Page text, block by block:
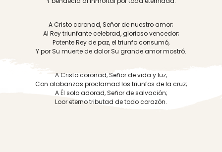
A Cristo coronad, Señor de nuestro amor;
Al Rey triunfante celebrad, glorioso vencedor;
Potente Rey de paz, el triunfo consumó,
Y por Su muerte de dolor Su grande amor mostró.
A Cristo coronad, Señor de vida y luz;
Con alabanzas proclamad los triunfos de la cruz;
A Él solo adorad, Señor de salvación;
Loor eterno tributad de todo corazón.